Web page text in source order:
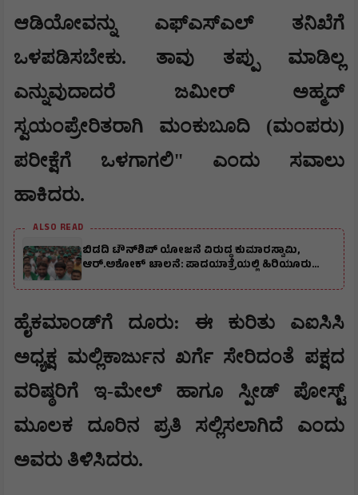
ಆಡಿಯೋವನ್ನು ಎಫ್‌ಎಸ್‌ಎಲ್ ತನಿಖೆಗೆ
ಒಳಪಡಿಸಬೇಕು. ತಾವು ತಪ್ಪು ಮಾಡಿಲ್ಲ
ಎನ್ನುವುದಾದರೆ ಜಮೀರ್ ಅಹ್ಮದ್
ಸ್ವಯಂಪ್ರೇರಿತರಾಗಿ ಮಂಕುಬೂದಿ (ಮಂಪರು)
ಪರೀಕ್ಷೆಗೆ ಒಳಗಾಗಲಿ" ಎಂದು ಸವಾಲು
ಹಾಕಿದರು.
ALSO READ
ಬಿಡದಿ ಟೌನ್‌ಶಿಪ್‌ ಯೋಜನೆ ವಿರುದ್ಧ ಕುಮಾರಸ್ವಾಮಿ,
ಆರ್.ಅಶೋಕ್ ಚಾಲನೆ: ಪಾದಯಾತ್ರೆಯಲ್ಲಿ ಹಿರಿಯೂರು
ಹೈಕಮಾಂಡ್‌ಗೆ ದೂರು: ಈ ಕುರಿತು ಎಐಸಿಸಿ
ಅಧ್ಯಕ್ಷ ಮಲ್ಲಿಕಾರ್ಜುನ ಖರ್ಗೆ ಸೇರಿದಂತೆ ಪಕ್ಷದ
ವರಿಷ್ಠರಿಗೆ ಇ-ಮೇಲ್ ಹಾಗೂ ಸ್ಪೀಡ್ ಪೋಸ್ಟ್
ಮೂಲಕ ದೂರಿನ ಪ್ರತಿ ಸಲ್ಲಿಸಲಾಗಿದೆ ಎಂದು
ಅವರು ತಿಳಿಸಿದರು.